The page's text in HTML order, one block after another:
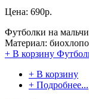
Цена: 690р.
Футболки на
Материал:
+ В корзину
+ В корзину
+ Подробнее...